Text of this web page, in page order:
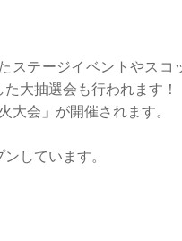
ステージイベントやス
大抽選会も行われます！
大会」が開催されます。
しています。